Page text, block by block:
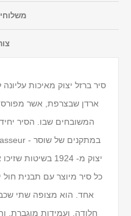
סיר ברזל יצוק מאיכות
ארדן שבצרפת, אשר מפורסם
המשובחים שבו. הסיר
יצוק מ- 1924
כל סיר מיוצר עם תבנית
אחד. הוא מצופה שתי
חלודה, ועמידות מוגברת,